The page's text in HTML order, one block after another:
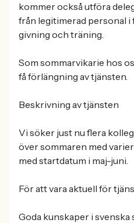
kommer också utföra
från legitimerad personal i
givning och träning.
Som sommarvikarie hos
få förlängning av tjänsten.
Beskrivning av tjänsten
Vi söker just nu flera
över sommaren med
med startdatum i maj-juni.
För att vara aktuell för
Goda kunskaper i